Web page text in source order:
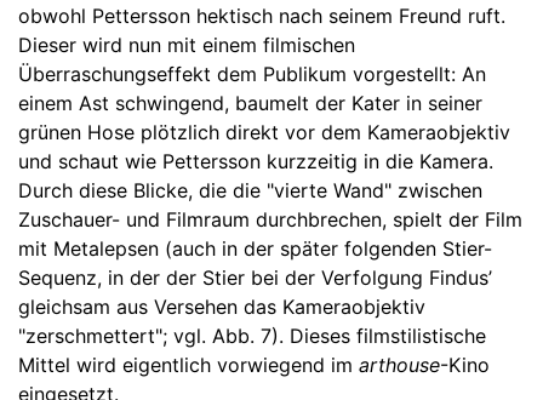
obwohl Pettersson hektisch nach seinem Freund ruft.
Dieser wird nun mit einem filmischen
Überraschungseffekt dem Publikum vorgestellt: An
einem Ast schwingend, baumelt der Kater in seiner
grünen Hose plötzlich direkt vor dem Kameraobjektiv
und schaut wie Pettersson kurzzeitig in die Kamera.
Durch diese Blicke, die die "vierte Wand" zwischen
Zuschauer- und Filmraum durchbrechen, spielt der Film
mit Metalepsen (auch in der später folgenden Stier-
Sequenz, in der der Stier bei der Verfolgung Findus’
gleichsam aus Versehen das Kameraobjektiv
"zerschmettert"; vgl. Abb. 7). Dieses filmstilistische
Mittel wird eigentlich vorwiegend im arthouse-Kino
eingesetzt.